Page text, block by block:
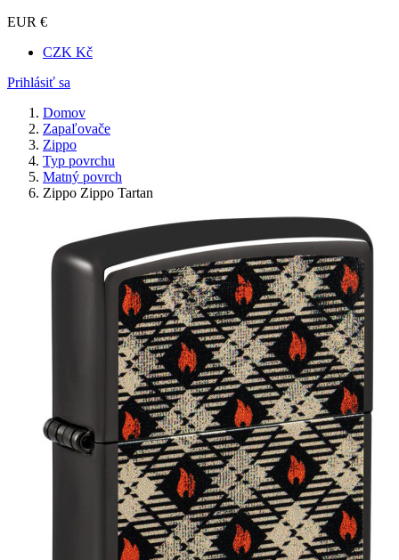
EUR €
CZK Kč
Prihlásiť sa
Domov
Zapaľovače
Zippo
Typ povrchu
Matný povrch
Zippo Zippo Tartan